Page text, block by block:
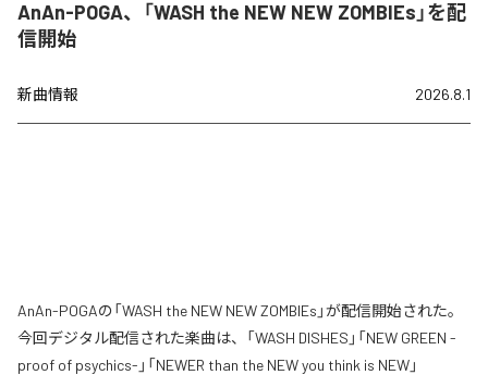
AnAn-POGA、「WASH the NEW NEW ZOMBIEs」を配
信開始
新曲情報 2026.8.1
AnAn-POGAの「WASH the NEW NEW ZOMBIEs」が配信開始された。
今回デジタル配信された楽曲は、「WASH DISHES」「NEW GREEN -
proof of psychics-」「NEWER than the NEW you think is NEW」